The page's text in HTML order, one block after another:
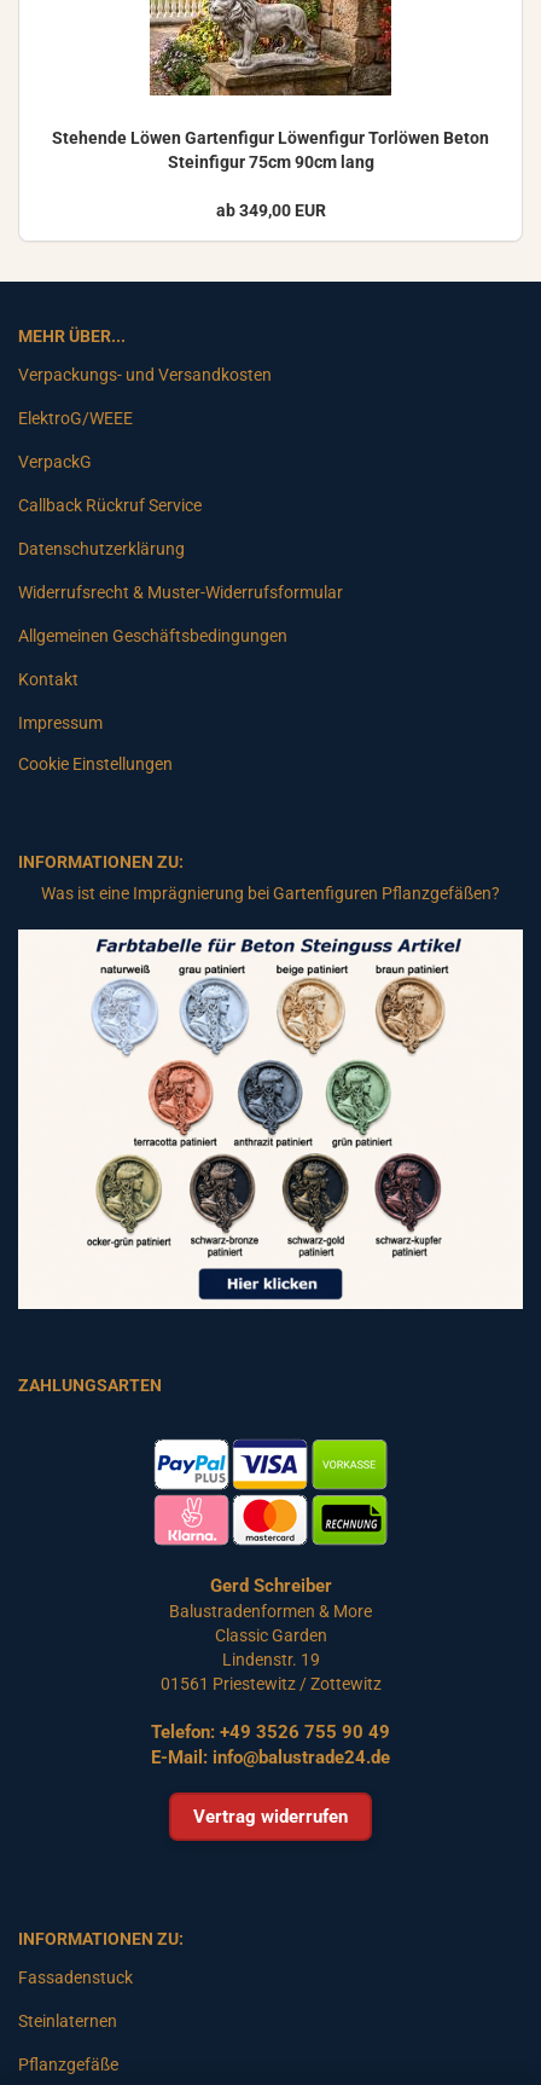
Ste­hen­de Löwen Gar­ten­fi­gur Lö­wen­fi­gur Tor­lö­wen Beton
Stein­fi­gur 75cm 90cm lang
ab 349,00 EUR
MEHR ÜBER...
Verpackungs- und Versandkosten
ElektroG/WEEE
VerpackG
Callback Rückruf Service
Datenschutzerklärung
Widerrufsrecht & Muster-Widerrufsformular
Allgemeinen Geschäftsbedingungen
Kontakt
Impressum
Cookie Einstellungen
INFORMATIONEN ZU:
Was ist eine Imprägnierung bei Gartenfiguren Pflanzgefäßen?
ZAHLUNGSARTEN
Gerd Schreiber
Balustradenformen & More
Classic Garden
Lindenstr. 19
01561 Priestewitz / Zottewitz
Telefon: +49 3526 755 90 49
E-Mail: info@balustrade24.de
Vertrag widerrufen
INFORMATIONEN ZU:
Fassadenstuck
Steinlaternen
Pflanzgefäße